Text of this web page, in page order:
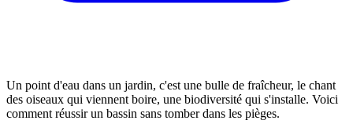
Un point d'eau dans un jardin, c'est une bulle de fraîcheur, le chant
des oiseaux qui viennent boire, une biodiversité qui s'installe. Voici
comment réussir un bassin sans tomber dans les pièges.